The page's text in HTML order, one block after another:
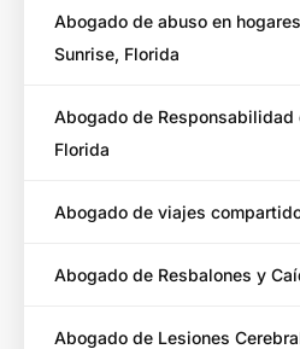
Abogado de abuso en
Sunrise, Florida
Abogado de Responsabilidad
Florida
Abogado de viajes
Abogado de Resbalones y
Abogado de Lesiones